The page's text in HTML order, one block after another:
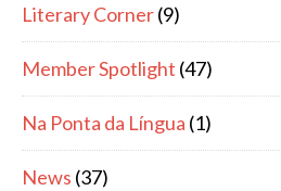
Literary Corner(9)
Member Spotlight (47)
Na Ponta da Língua (1)
News (37)